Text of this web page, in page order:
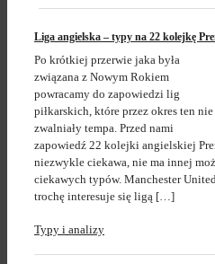
Liga angielska – typy na 22 kolejkę
Po krótkiej przerwie jaka była
związana z Nowym Rokiem
powracamy do zapowiedzi lig
piłkarskich, które przez okres ten nie
zwalniały tempa. Przed nami
zapowiedź 22 kolejki angielskiej
niezwykle ciekawa, nie ma innej
ciekawych typów. Manchester
trochę interesuje się ligą […]
Typy i analizy